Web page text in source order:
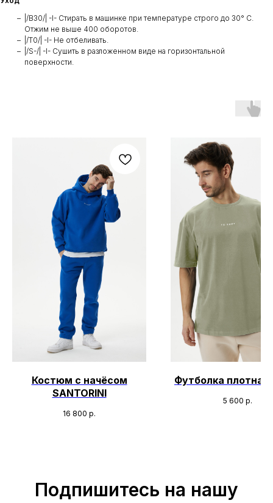
|/B30/| -I- Стирать в машинке при температуре строго до 30° C.
Отжим не выше 400 оборотов.
|/T0/| -I- Не отбеливать.
|/S-/| -I- Сушить в разложенном виде на горизонтальной
поверхности.
Костюм с начёсом
SANTORINI
16 800 р.
Футболка плотная
5 600 р.
Подпишитесь на нашу